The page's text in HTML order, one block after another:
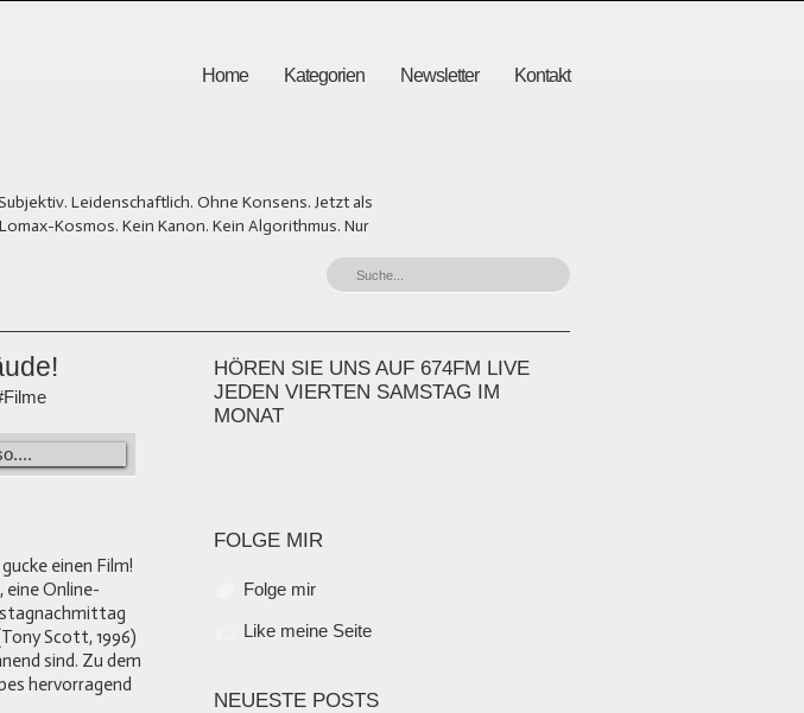
Home Kategorien Newsletter Kontakt
Leidenschaftlich. Ohne Konsens. Jetzt als
Kosmos. Kein Kanon. Kein Algorithmus. Nur
einen Film!
eine Online-
Scott, 1996)
sind. Zu dem
hervorragend
HÖREN SIE UNS AUF 674FM LIVE
JEDEN VIERTEN SAMSTAG IM
MONAT
FOLGE MIR
Folge mir
Like meine Seite
NEUESTE POSTS